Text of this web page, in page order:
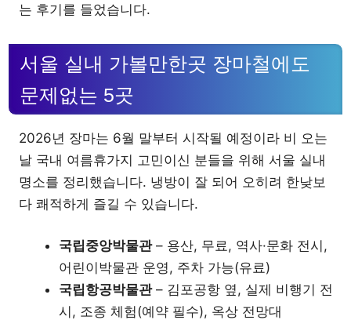
는 후기를 들었습니다.
서울 실내 가볼만한곳 장마철에도
문제없는 5곳
2026년 장마는 6월 말부터 시작될 예정이라 비 오는
날 국내 여름휴가지 고민이신 분들을 위해 서울 실내
명소를 정리했습니다. 냉방이 잘 되어 오히려 한낮보
다 쾌적하게 즐길 수 있습니다.
국립중앙박물관– 용산, 무료, 역사·문화 전시,
어린이박물관 운영, 주차 가능(유료)
국립항공박물관– 김포공항 옆, 실제 비행기 전
시, 조종 체험(예약 필수), 옥상 전망대